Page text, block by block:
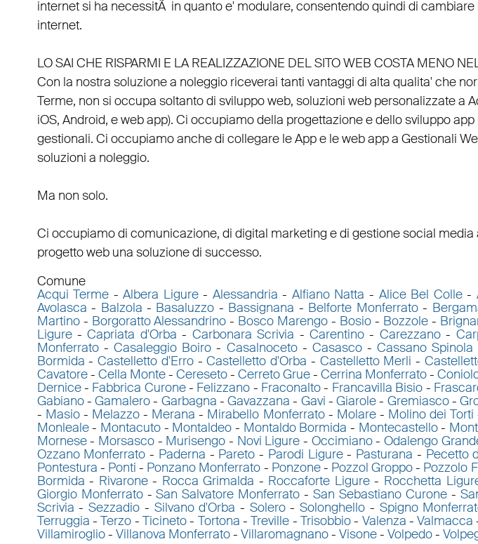
internet si ha necessitÃ in quanto e' modulare, consentendo quindi di
internet.
LO SAI CHE RISPARMI E LA REALIZZAZIONE DEL SITO WEB COSTA MENO
Con la nostra soluzione a noleggio riceverai tanti vantaggi di alta qualita' che
Terme, non si occupa soltanto di sviluppo web, soluzioni web personalizzate a
iOS, Android, eweb app). Ci occupiamo della progettazionee dellosviluppo
gestionali. Ci occupiamo anche di collegareleAppe leweb appa Gestionali
soluzioni a noleggio.
Ma non solo.
Ci occupiamo di comunicazione, di digital marketing e di gestione social media
progetto web una soluzione di successo.
Comune
Acqui Terme -Albera Ligure- Alessandria - Alfiano Natta - Alice Bel Colle-
Avolasca - Balzola - Basaluzzo - Bassignana - Belforte Monferrato-
Martino- Borgoratto Alessandrino - Bosco Marengo - Bosio - Bozzole -
Ligure-Capriata d'Orba - Carbonara Scrivia - Carentino- Carezzano-
Monferrato-Casaleggio Boiro - Casalnoceto- Casasco-Cassano Spinola
Bormida -Castelletto d'Erro-Castelletto d'Orba - Castelletto Merli -
Cavatore- Cella Monte- Cereseto- Cerreto Grue- Cerrina Monferrato-
Dernice- Fabbrica Curone- Felizzano - Fraconalto- Francavilla Bisio -
Gabiano-Gamalero- Garbagna -Gavazzana - Gavi -Giarole- Gremiasco-
- Masio- Melazzo - Merana - Mirabello Monferrato- Molare- Molino dei Torti
Monleale- Montacuto - Montaldeo - Montaldo Bormida - Montecastello-
Mornese- Morsasco- Murisengo - Novi Ligure - Occimiano- Odalengo
Ozzano Monferrato - Paderna - Pareto - Parodi Ligure- Pasturana - Pecetto
Pontestura - Ponti - Ponzano Monferrato - Ponzone- Pozzol Groppo- Pozzolo
Bormida - Rivarone- Rocca Grimalda - Roccaforte Ligure- Rocchetta
Giorgio Monferrato-San Salvatore Monferrato -San Sebastiano Curone -
Scrivia -Sezzadio - Silvano d'Orba - Solero-Solonghello - Spigno
Terruggia -Terzo - Ticineto- Tortona -Treville - Trisobbio- Valenza -Valmacca
Villamiroglio- Villanova Monferrato- Villaromagnano- Visone- Volpedo-